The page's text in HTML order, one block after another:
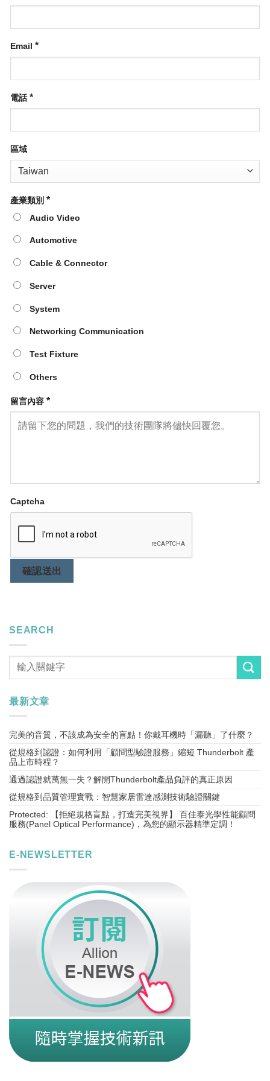
Email *
電話*
區域
產業類別 *
Audio Video
Automotive
Cable & Connector
Server
System
Networking Communication
Test Fixture
Others
留言內容 *
Captcha
確認送出
SEARCH
最新文章
完美的音質，不該成為安全的盲點！你戴耳機時「漏聽」了什麼？
從規格到認證：如何利用「顧問型驗證服務」縮短 Thunderbolt 產
品上市時程？
通過認證就萬無一失？解開Thunderbolt產品負評的真正原因
從規格到品質管理實戰：智慧家居雷達感測技術驗證關鍵
Protected: 【拒絕規格盲點，打造完美視界】 百佳泰光學性能顧問
服務(Panel Optical Performance)，為您的顯示器精準定調！
E-NEWSLETTER